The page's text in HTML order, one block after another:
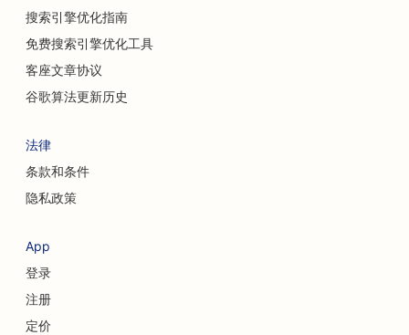
搜索引擎优化指南
免费搜索引擎优化工具
客座文章协议
谷歌算法更新历史
法律
条款和条件
隐私政策
App
登录
注册
定价